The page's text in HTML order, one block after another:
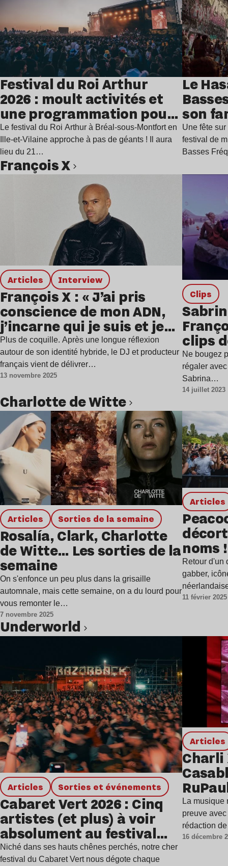
Festival du Roi Arthur
2026 : moult activités et
une programmation pour
festoyer
Le festival du Roi Arthur à Bréal-sous-Montfort en
Ille-et-Vilaine approche à pas de géants ! Il aura
lieu du 21…
Le
son
juillet
Une fête
festival de
Basses
François X
Articles interview
François X : « J’ai pris
conscience de mon ADN,
j’incarne qui je suis et je
trace ma route »
Plus de coquille. Après une longue réflexion
autour de son identité hybride, le DJ et producteur
français vient de délivrer…
13 novembre 2025
clips
clips
Ne bougez
régaler
Sabrina…
14 juillet 2023
Charlotte de Witte
Articles Sorties de la semaine
Rosalía, Clark, Charlotte
de Witte… Les sorties de la
semaine
On s'enfonce un peu plus dans la grisaille
automnale, mais cette semaine, on a du lourd pour
vous remonter le…
7 novembre 2025
Articles
noms !
Retour d'un
gabber,
Peacock…
11 février 2025
Lire l’article
Underworld
Articles Sorties et événements
Cabaret Vert 2026 : Cinq
artistes (et plus) à voir
absolument au festival
ardennais
Niché dans ses hauts chênes perchés, notre cher
festival du Cabaret Vert nous dégote chaque
Articles
Charli
La musique
preuve
rédaction
16 décembre